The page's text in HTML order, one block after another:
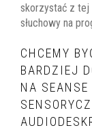
skorzystać z tej
słuchowy na
CHCEMY
BARDZIEJ
NA